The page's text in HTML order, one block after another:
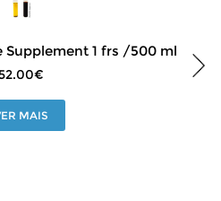
Supplement 1 frs /500 ml
MAIS